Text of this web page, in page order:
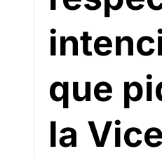
que
la